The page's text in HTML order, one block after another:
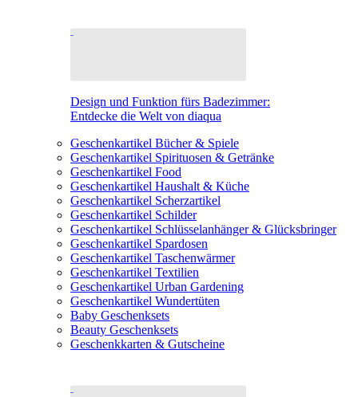
Design und Funktion fürs Badezimmer:
Entdecke die Welt von diaqua
Geschenkartikel Bücher & Spiele
Geschenkartikel Spirituosen & Getränke
Geschenkartikel Food
Geschenkartikel Haushalt & Küche
Geschenkartikel Scherzartikel
Geschenkartikel Schilder
Geschenkartikel Schlüsselanhänger & Glücksbringer
Geschenkartikel Spardosen
Geschenkartikel Taschenwärmer
Geschenkartikel Textilien
Geschenkartikel Urban Gardening
Geschenkartikel Wundertüten
Baby Geschenksets
Beauty Geschenksets
Geschenkkarten & Gutscheine